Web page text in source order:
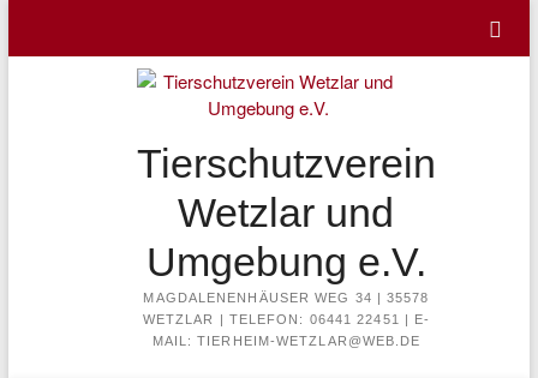
content
Tierschutzverein
Wetzlar und
Umgebung e.V.
MAGDALENENHÄUSER WEG 34 | 35578
WETZLAR | TELEFON: 06441 22451 | E-
MAIL: TIERHEIM-WETZLAR@WEB.DE